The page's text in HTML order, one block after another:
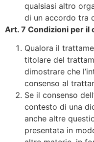
qualsiasi altro
di un accordo tra
Art. 7 Condizioni per il
Qualora il
titolare del
dimostrare che
consenso al
Se il consenso
contesto di una
anche altre
presentata in